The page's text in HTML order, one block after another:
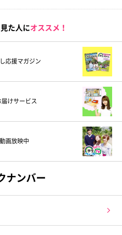
た人にオススメ！
応援マガジン
けサービス
画放映中
ナンバー